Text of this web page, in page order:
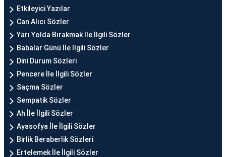
Etkileyici Yazılar
Can Alıcı Sözler
Yarı Yolda Bırakmak İle İlgili Sözler
Babalar Günü İle İlgili Sözler
Dini Durum Sözleri
Pencere İle İlgili Sözler
Saçma Sözler
Sempatik Sözler
Ah İle İlgili Sözler
Ayasofya İle İlgili Sözler
Birlik Beraberlik Sözleri
Ertelemek İle İlgili Sözler